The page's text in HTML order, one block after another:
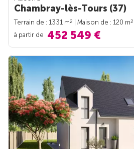
Chambray-lès-Tours (37)
Terrain de : 1331 m2 | Maison de : 120 m2
à partir de 452 549 €